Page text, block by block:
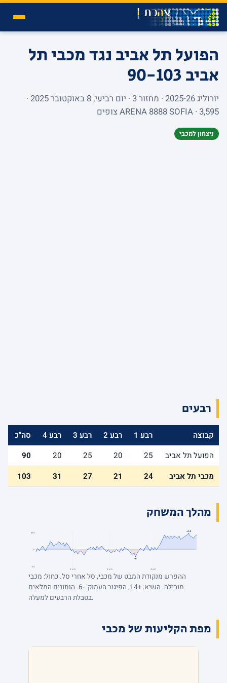
הפועל תל אביב נגד מכבי תל
אביב 90-103
יורוליג 2025-26 · מחזור 3 · יום רביעי, 8 באוקטובר 2025 ·
ARENA 8888 SOFIA · 3,595 צופים
ניצחון למכבי
רבעים
קבוצה רבע 1 רבע 2 רבע 3 רבע 4
סה"כ
הפועל תל אביב
25
20
25
20
90
מכבי תל אביב
24
21
27
31
103
מהלך המשחק
+15
0
-15
+14
-6
רבע 2 רבע 3 רבע 4
ההפרש מנקודת המבט של מכבי, סל אחרי סל. כחול: מכבי
מובילה. השיא: +14, הפיגור העמוק: -6. הנתונים המלאים
בטבלת הרבעים למעלה.
מפת הקליעות של מכבי